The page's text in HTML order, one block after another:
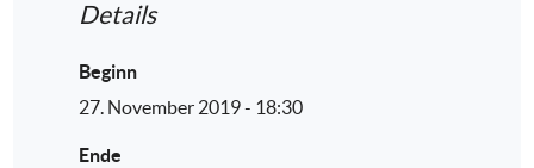
Details
Beginn
27. November 2019 - 18:30
Ende